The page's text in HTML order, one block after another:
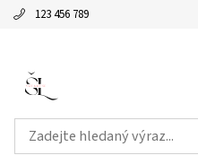
123 456 789